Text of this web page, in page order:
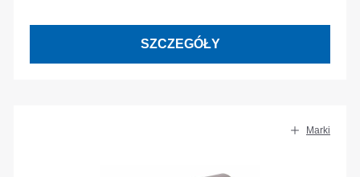
SZCZEGÓŁY
Marki